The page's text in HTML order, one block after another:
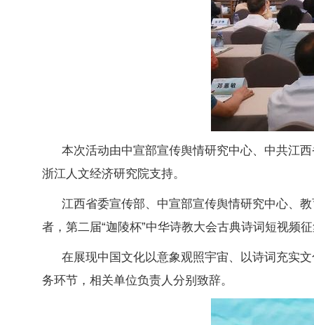
本次活动由中宣部宣传舆情研究中心、中共江
浙江人文经济研究院支持。
江西省委宣传部、中宣部宣传舆情研究中心、
者，第二届“迦陵杯”中华诗教大会古典诗词短视频
在展现中国文化以意象观照宇宙、以诗词充实
务环节，相关单位负责人分别致辞。